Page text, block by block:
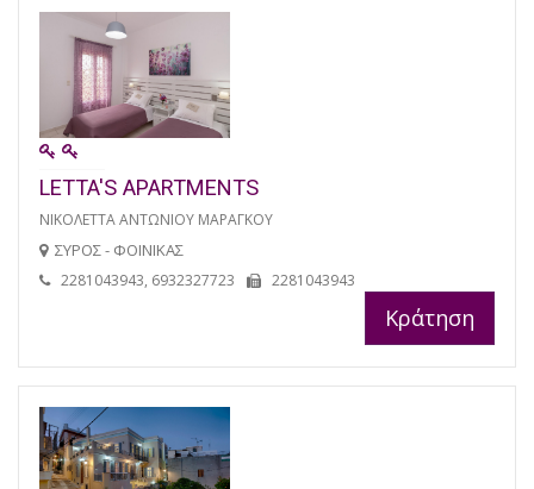
LETTA'S APARTMENTS
ΝΙΚΟΛΕΤΤΑ ΑΝΤΩΝΙΟΥ ΜΑΡΑΓΚΟΥ
ΣΥΡΟΣ - ΦΟΙΝΙΚΑΣ
2281043943, 6932327723 2281043943
Κράτηση